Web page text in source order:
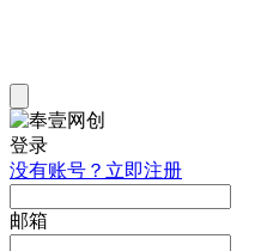
登录
没有账号？立即注册
邮箱